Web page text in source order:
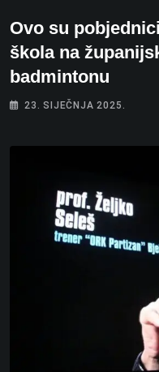
Ovo su
škola na
badmintonu
23. SIJEČNJA 2025.